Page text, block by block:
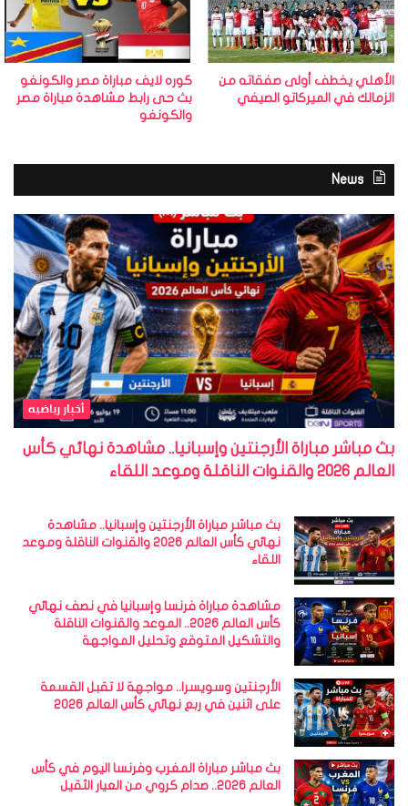
الأهلي يخطف أولى صفقاته من
الزمالك في الميركاتو الصيفي
كوره لايف مباراة مصر والكونغو
بث حى رابط مشاهدة مباراة مصر
والكونغو
News
أخبار رياضيه
بث مباشر مباراة الأرجنتين وإسبانيا.. مشاهدة نهائي كأس
العالم 2026 والقنوات الناقلة وموعد اللقاء
بث مباشر مباراة الأرجنتين وإسبانيا.. مشاهدة
نهائي كأس العالم 2026 والقنوات الناقلة وموعد
اللقاء
مشاهدة مباراة فرنسا وإسبانيا في نصف نهائي
كأس العالم 2026.. الموعد والقنوات الناقلة
والتشكيل المتوقع وتحليل المواجهة
الأرجنتين وسويسرا.. مواجهة لا تقبل القسمة
على اثنين في ربع نهائي كأس العالم 2026
بث مباشر مباراة المغرب وفرنسا اليوم في كأس
العالم 2026.. صدام كروي من العيار الثقيل